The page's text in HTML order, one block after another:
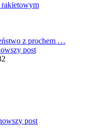
rakietowym
z prochem …
post
post